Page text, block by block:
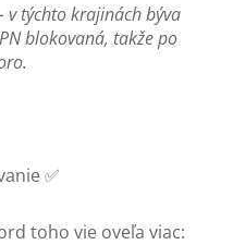
v týchto krajinách býva
blokovaná, takže po
✅
toho vie oveľa viac: